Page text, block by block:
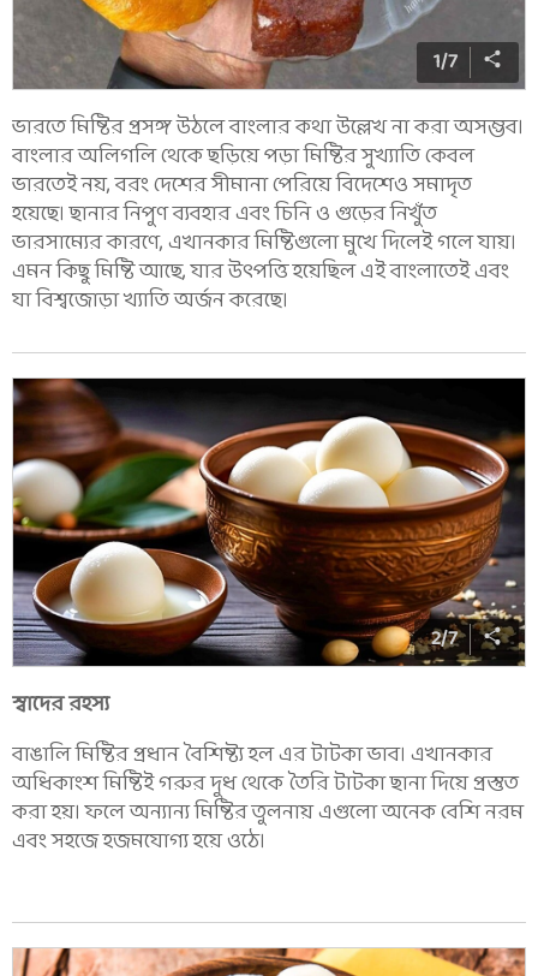
1/7
ভারতে মিষ্টির প্রসঙ্গ উঠলে বাংলার কথা উল্লেখ না করা অসম্ভব।
বাংলার অলিগলি থেকে ছড়িয়ে পড়া মিষ্টির সুখ্যাতি কেবল
ভারতেই নয়, বরং দেশের সীমানা পেরিয়ে বিদেশেও সমাদৃত
হয়েছে। ছানার নিপুণ ব্যবহার এবং চিনি ও গুড়ের নিখুঁত
ভারসাম্যের কারণে, এখানকার মিষ্টিগুলো মুখে দিলেই গলে যায়।
এমন কিছু মিষ্টি আছে, যার উৎপত্তি হয়েছিল এই বাংলাতেই এবং
যা বিশ্বজোড়া খ্যাতি অর্জন করেছে।
2/7
স্বাদের রহস্য
বাঙালি মিষ্টির প্রধান বৈশিষ্ট্য হল এর টাটকা ভাব। এখানকার
অধিকাংশ মিষ্টিই গরুর দুধ থেকে তৈরি টাটকা ছানা দিয়ে প্রস্তুত
করা হয়। ফলে অন্যান্য মিষ্টির তুলনায় এগুলো অনেক বেশি নরম
এবং সহজে হজমযোগ্য হয়ে ওঠে।